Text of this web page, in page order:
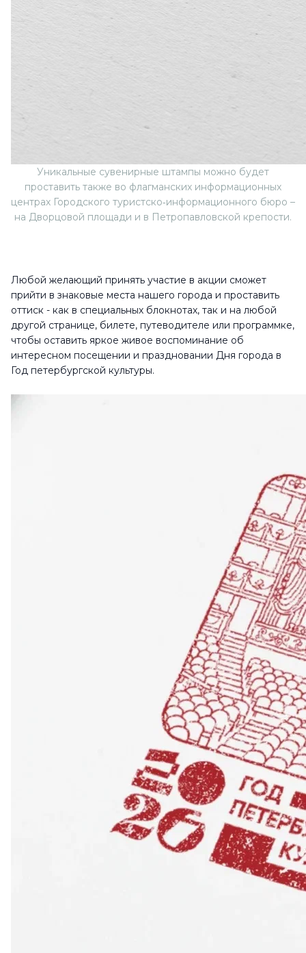
Уникальные сувенирные штампы можно будет
проставить также во флагманских информационных
центрах Городского туристско‑информационного бюро –
на Дворцовой площади и в Петропавловской крепости.
Любой желающий принять участие в акции сможет
прийти в знаковые места нашего города и проставить
оттиск - как в специальных блокнотах, так и на любой
другой странице, билете, путеводителе или программке,
чтобы оставить яркое живое воспоминание об
интересном посещении и праздновании Дня города в
Год петербургской культуры.